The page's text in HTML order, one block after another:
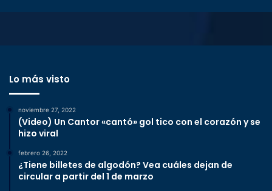
Lo más visto
noviembre 27, 2022
(Video) Un Cantor «cantó» gol tico con el corazón y se
hizo viral
febrero 26, 2022
¿Tiene billetes de algodón? Vea cuáles dejan de
circular a partir del 1 de marzo